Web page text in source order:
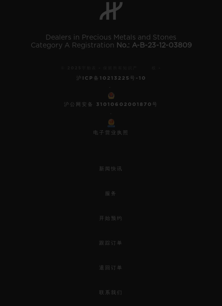
Dealers in Precious Metals and Stones
Category A Registration No.: A-B-23-12-03809
沪ICP备10213225号-10
沪公网安备 31010602001870号
电子营业执照
新闻快讯
服务
开始预约
跟踪订单
退回订单
联系我们